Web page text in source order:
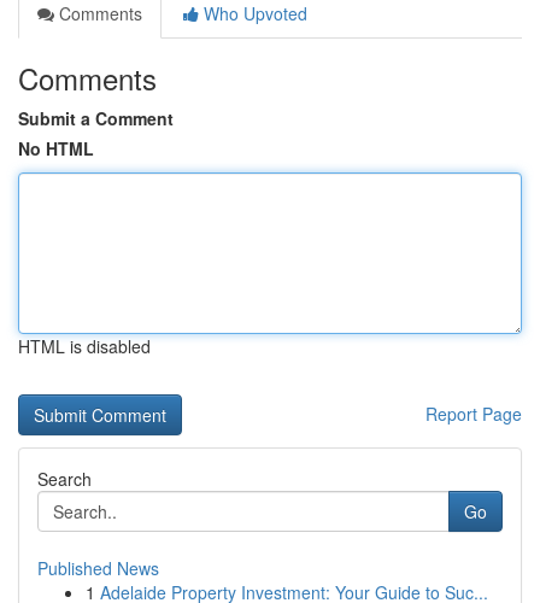
Comments
Who Upvoted
Comments
Submit a Comment
No HTML
HTML is disabled
Report Page
Search
Go
Published News
1 Adelaide Property Investment: Your Guide to Suc...